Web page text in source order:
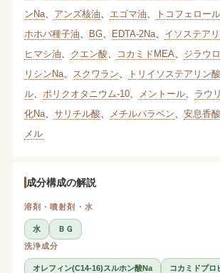
ンNa、 アンズ核油 エゴマ油 トコフェロール
ホホバ種子油
BG、 EDTA-2Na、 イソステア
ヒマシ油
クエン酸 コカミドMEA
ジラウ
リシンNa、 スクワラン
トリイソステアリン
ル、 ポリクオタニウム-10、 メントール、 ラウ
化Na、 サリチル酸 メチルパラベン 安息香
メル
成分構成の解説
溶剤・噴射剤・水
水
ＢＧ
洗浄成分
オレフィン(C14-16)スルホン酸Na コカミドプロ